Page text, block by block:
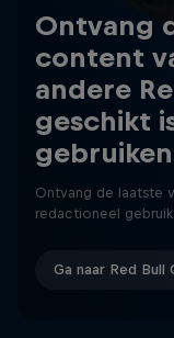
Ontvang
content
andere
geschikt
Ontvang de laatste
redactioneel gebruik
Ga naar Red Bull